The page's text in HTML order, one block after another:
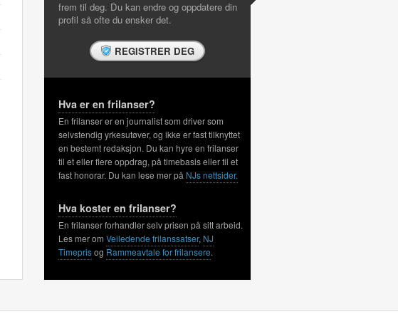
frem til deg. Du kan endre og oppdatere din
profil så ofte du ønsker det.
REGISTRER DEG
Hva er en frilanser?
En frilanser er en journalist som driver som
selvstendig yrkesutøver, og ikke er fast tilknyttet
en bestemt redaksjon. Du kan hyre en frilanser
til et eller flere oppdrag, på timebasis eller til et
fast honorar. Du kan lese mer på NJs nettsider.
Hva koster en frilanser?
En frilanser forhandler selv prisen på sitt arbeid.
Les mer om Veiledende frilanssatser, NJ
Timeprisog Rammeavtale for frilansere.